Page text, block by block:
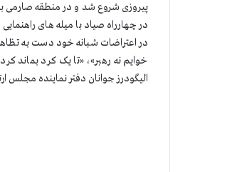
پیروزی شروع شد و در منطقه صارمی
در چهارراه صیاد با میله های
در اعتراضات شبانه خود دست به
خوایم نه رهبر»، «تا یک کرد بماند
الیگودرز جوانان دفتر نماینده مجلس